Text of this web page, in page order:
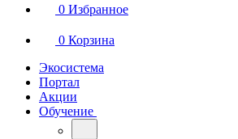
0 Избранное
0 Корзина
Экосистема
Портал
Акции
Обучение